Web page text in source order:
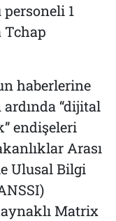
1
Tchap
haberlerine
ardında “dijital
endişeleri
Arası
Ulusal Bilgi
Matrix